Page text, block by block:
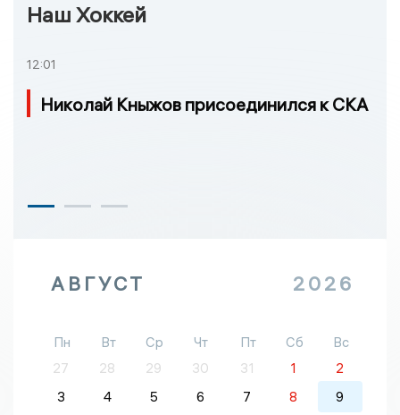
Наш Хоккей
12:01
Николай Кныжов присоединился к СКА
АВГУСТ 2026
Пн Вт Ср Чт Пт Сб
Вс
27
28 29 30 31 1
2
3
4 5 6 7 8 9